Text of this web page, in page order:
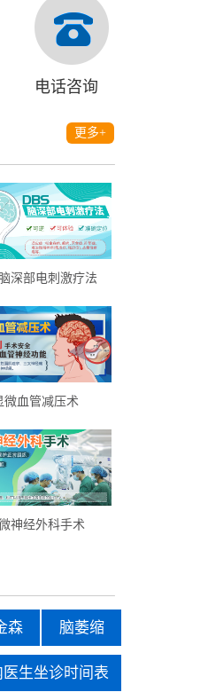
电话咨询
更多+
深部电刺激疗法
微血管减压术
神经外科手术
森 脑萎缩
医生坐诊时间表